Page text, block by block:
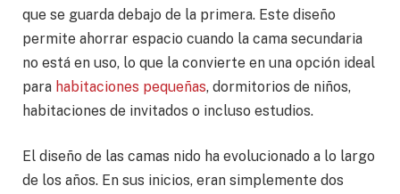
que se guarda debajo de la primera. Este diseño
permite ahorrar espacio cuando la cama secundaria
no está en uso, lo que la convierte en una opción ideal
para habitaciones pequeñas, dormitorios de niños,
habitaciones de invitados o incluso estudios.
El diseño de las camas nido ha evolucionado a lo largo
de los años. En sus inicios, eran simplemente dos